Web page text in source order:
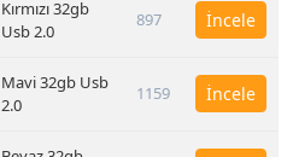
Kırmızı 32gb
Usb 2.0
897 İncele
Mavi 32gb Usb
2.0
1159 İncele